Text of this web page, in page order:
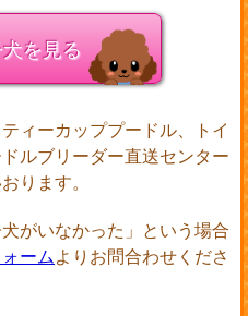
を見る
ィーカッププードル、トイ
ルブリーダー直送センター
ります。
がいなかった」という場合
ームよりお問合わせくださ